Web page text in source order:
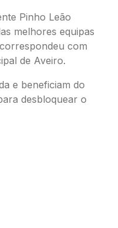
Pinho Leão
melhores equipas
com
de Aveiro.
e beneficiam do
desbloquear o